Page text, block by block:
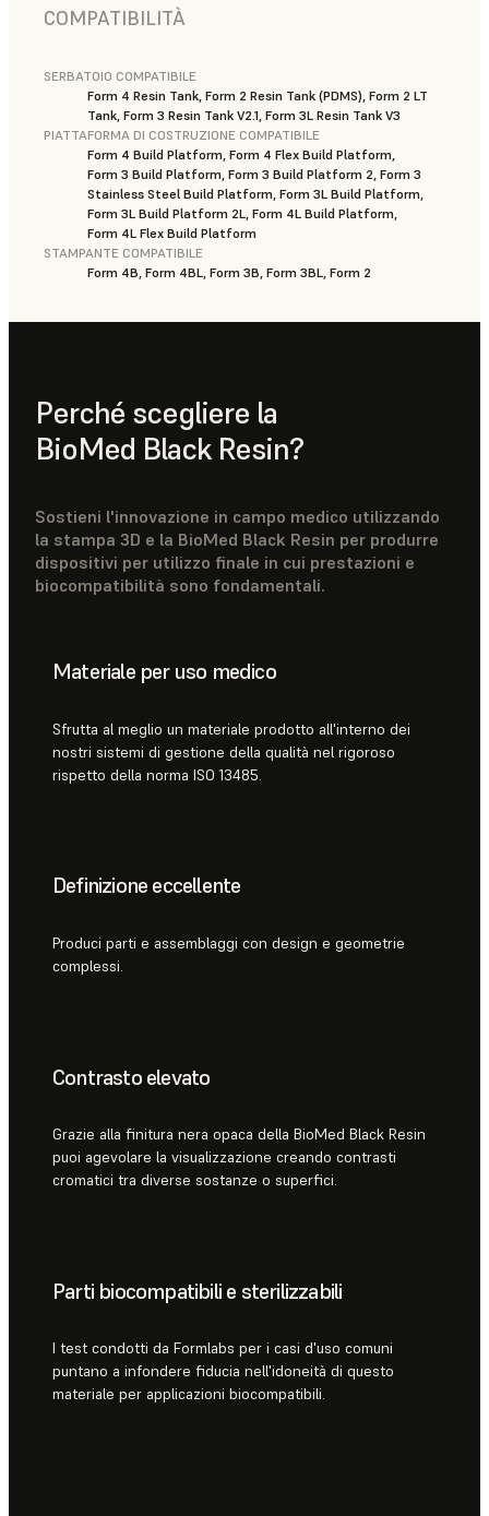
COMPATIBILITÀ
SERBATOIO COMPATIBILE
Form 4 Resin Tank, Form 2 Resin Tank (PDMS), Form 2 LT
Tank, Form 3 Resin Tank V2.1, Form 3L Resin Tank V3
PIATTAFORMA DI COSTRUZIONE COMPATIBILE
Form 4 Build Platform, Form 4 Flex Build Platform,
Form 3 Build Platform, Form 3 Build Platform 2, Form 3
Stainless Steel Build Platform, Form 3L Build Platform,
Form 3L Build Platform 2L, Form 4L Build Platform,
Form 4L Flex Build Platform
STAMPANTE COMPATIBILE
Form 4B, Form 4BL, Form 3B, Form 3BL, Form 2
Perché scegliere la
BioMed Black Resin?
Sostieni l'innovazione in campo medico utilizzando
la stampa 3D e la BioMed Black Resin per produrre
dispositivi per utilizzo finale in cui prestazioni e
biocompatibilità sono fondamentali.
Materiale per uso medico
Sfrutta al meglio un materiale prodotto all'interno dei
nostri sistemi di gestione della qualità nel rigoroso
rispetto della norma ISO 13485.
Definizione eccellente
Produci parti e assemblaggi con design e geometrie
complessi.
Contrasto elevato
Grazie alla finitura nera opaca della BioMed Black Resin
puoi agevolare la visualizzazione creando contrasti
cromatici tra diverse sostanze o superfici.
Parti biocompatibili e sterilizzabili
I test condotti da Formlabs per i casi d'uso comuni
puntano a infondere fiducia nell'idoneità di questo
materiale per applicazioni biocompatibili.